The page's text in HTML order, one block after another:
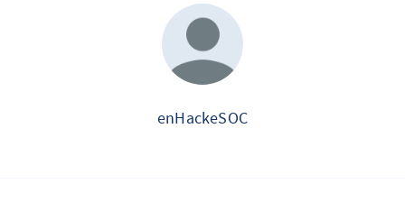
enHackeSOC